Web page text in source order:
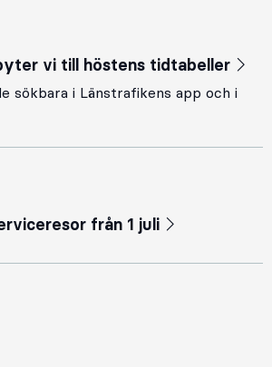
vi till höstens tidtabeller
sökbara i Länstrafikens app och i
från 1 juli